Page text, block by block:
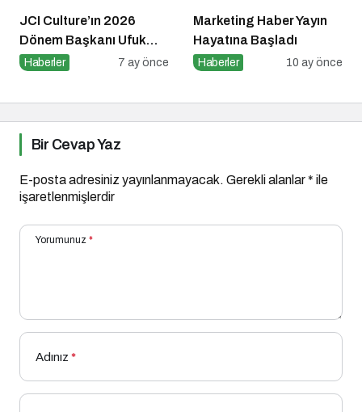
JCI Culture’ın 2026
Dönem Başkanı Ufuk
Can Ay Oldu
Haberler 7 ay önce
Marketing Haber Yayın
Hayatına Başladı
Haberler 10 ay önce
Bir Cevap Yaz
E-posta adresiniz yayınlanmayacak. Gerekli alanlar* ile
işaretlenmişlerdir
Yorumunuz *
Adınız *